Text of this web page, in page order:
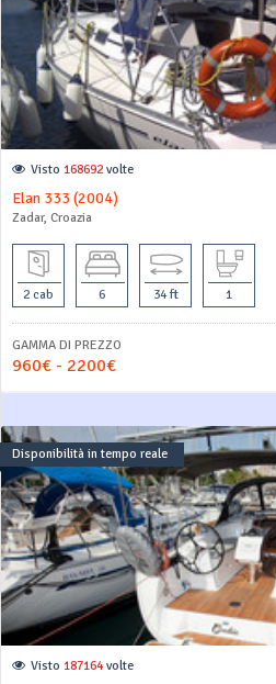
Visto 168692 volte
Elan 333 (2004)
Zadar, Croazia
2 cab 6 34 ft 1
GAMMA DI PREZZO
960€ - 2200€
Disponibilità in tempo reale
Visto 187164volte